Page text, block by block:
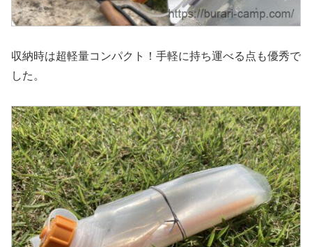
収納時は超軽量コンパクト！手軽に持ち運べる点も優秀で
した。